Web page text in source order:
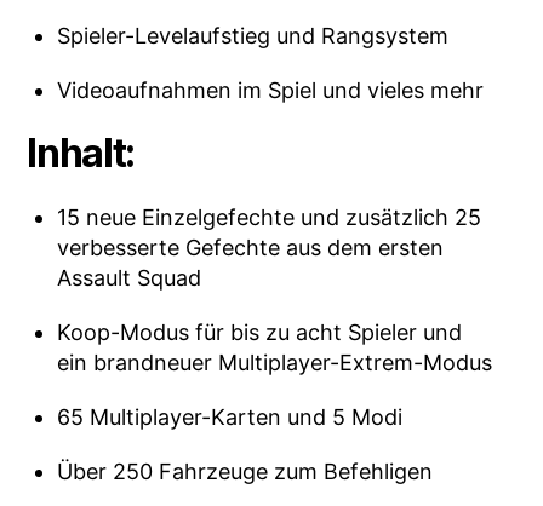
Spieler-Levelaufstieg und Rangsystem
Videoaufnahmen im Spiel und vieles mehr
Inhalt:
15 neue Einzelgefechte und zusätzlich 25
verbesserte Gefechte aus dem ersten
Assault Squad
Koop-Modus für bis zu acht Spieler und
ein brandneuer Multiplayer-Extrem-Modus
65 Multiplayer-Karten und 5 Modi
Über 250 Fahrzeuge zum Befehligen